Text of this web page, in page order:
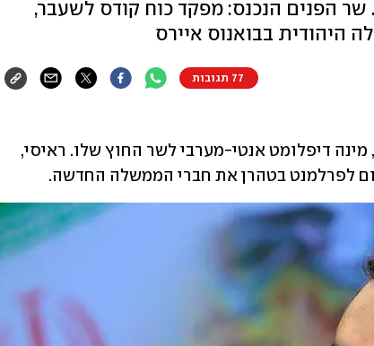
הפנים הנכנס: מפקד כוח קודס לשעבר,
היהודית בבואנוס איירס
77 תגובות